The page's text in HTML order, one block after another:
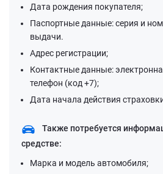
Дата рождения покупателя;
Паспортные данные: серия и
выдачи.
Адрес регистрации;
Контактные данные:
телефон (код +7);
Дата начала действия
Также потребуется
средстве:
Марка и модель автомобиля;